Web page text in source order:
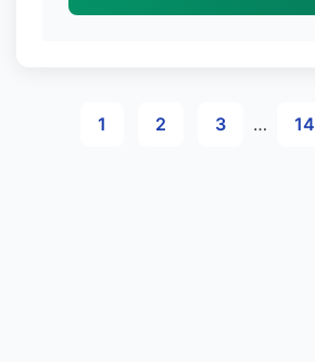
Sidnumrering
1 2 3 … 14